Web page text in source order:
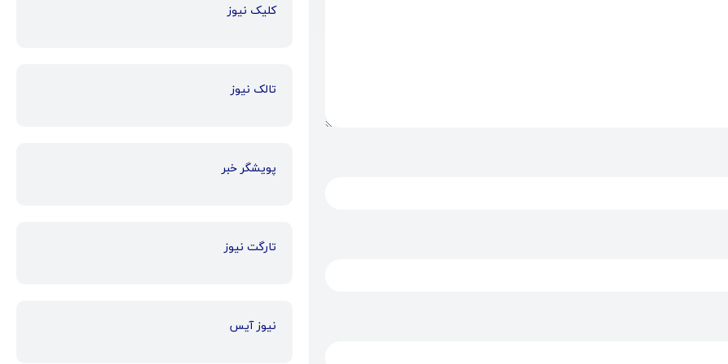
کلیک نیوز
تالک نیوز
پویشگر خبر
تارگت نیوز
نیوز آیس